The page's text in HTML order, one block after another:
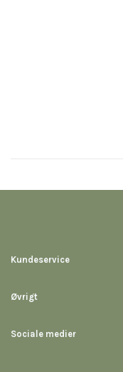
Kundeservice
Øvrigt
Sociale medier